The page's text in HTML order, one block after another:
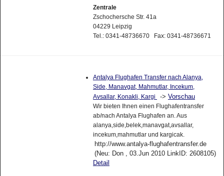
Zentrale
Zschochersche Str. 41a
04229 Leipzig
Tel.: 0341-48736670 Fax: 0341-48736671
Antalya Flughafen Transfer nach Alanya,
Side, Manavgat, Mahmutlar, Incekum,
Avsallar, Konakli, Kargi
-> Vorschau
Wir bieten Ihnen einen Flughafentransfer
ab/nach Antalya Flughafen an. Aus
alanya,side,belek,manavgat,avsallar,
incekum,mahmutlar und kargicak.
http://www.antalya-flughafentransfer.de
(Neu: Don , 03.Jun 2010 LinkID: 2608105)
Detail